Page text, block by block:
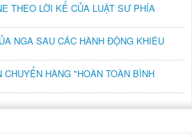
THEO LỜI KỂ CỦA LUẬT SƯ PHÍA
NGA SAU CÁC HÀNH ĐỘNG KHIÊU
CHUYỂN HÀNG "HOÀN TOÀN BÌNH